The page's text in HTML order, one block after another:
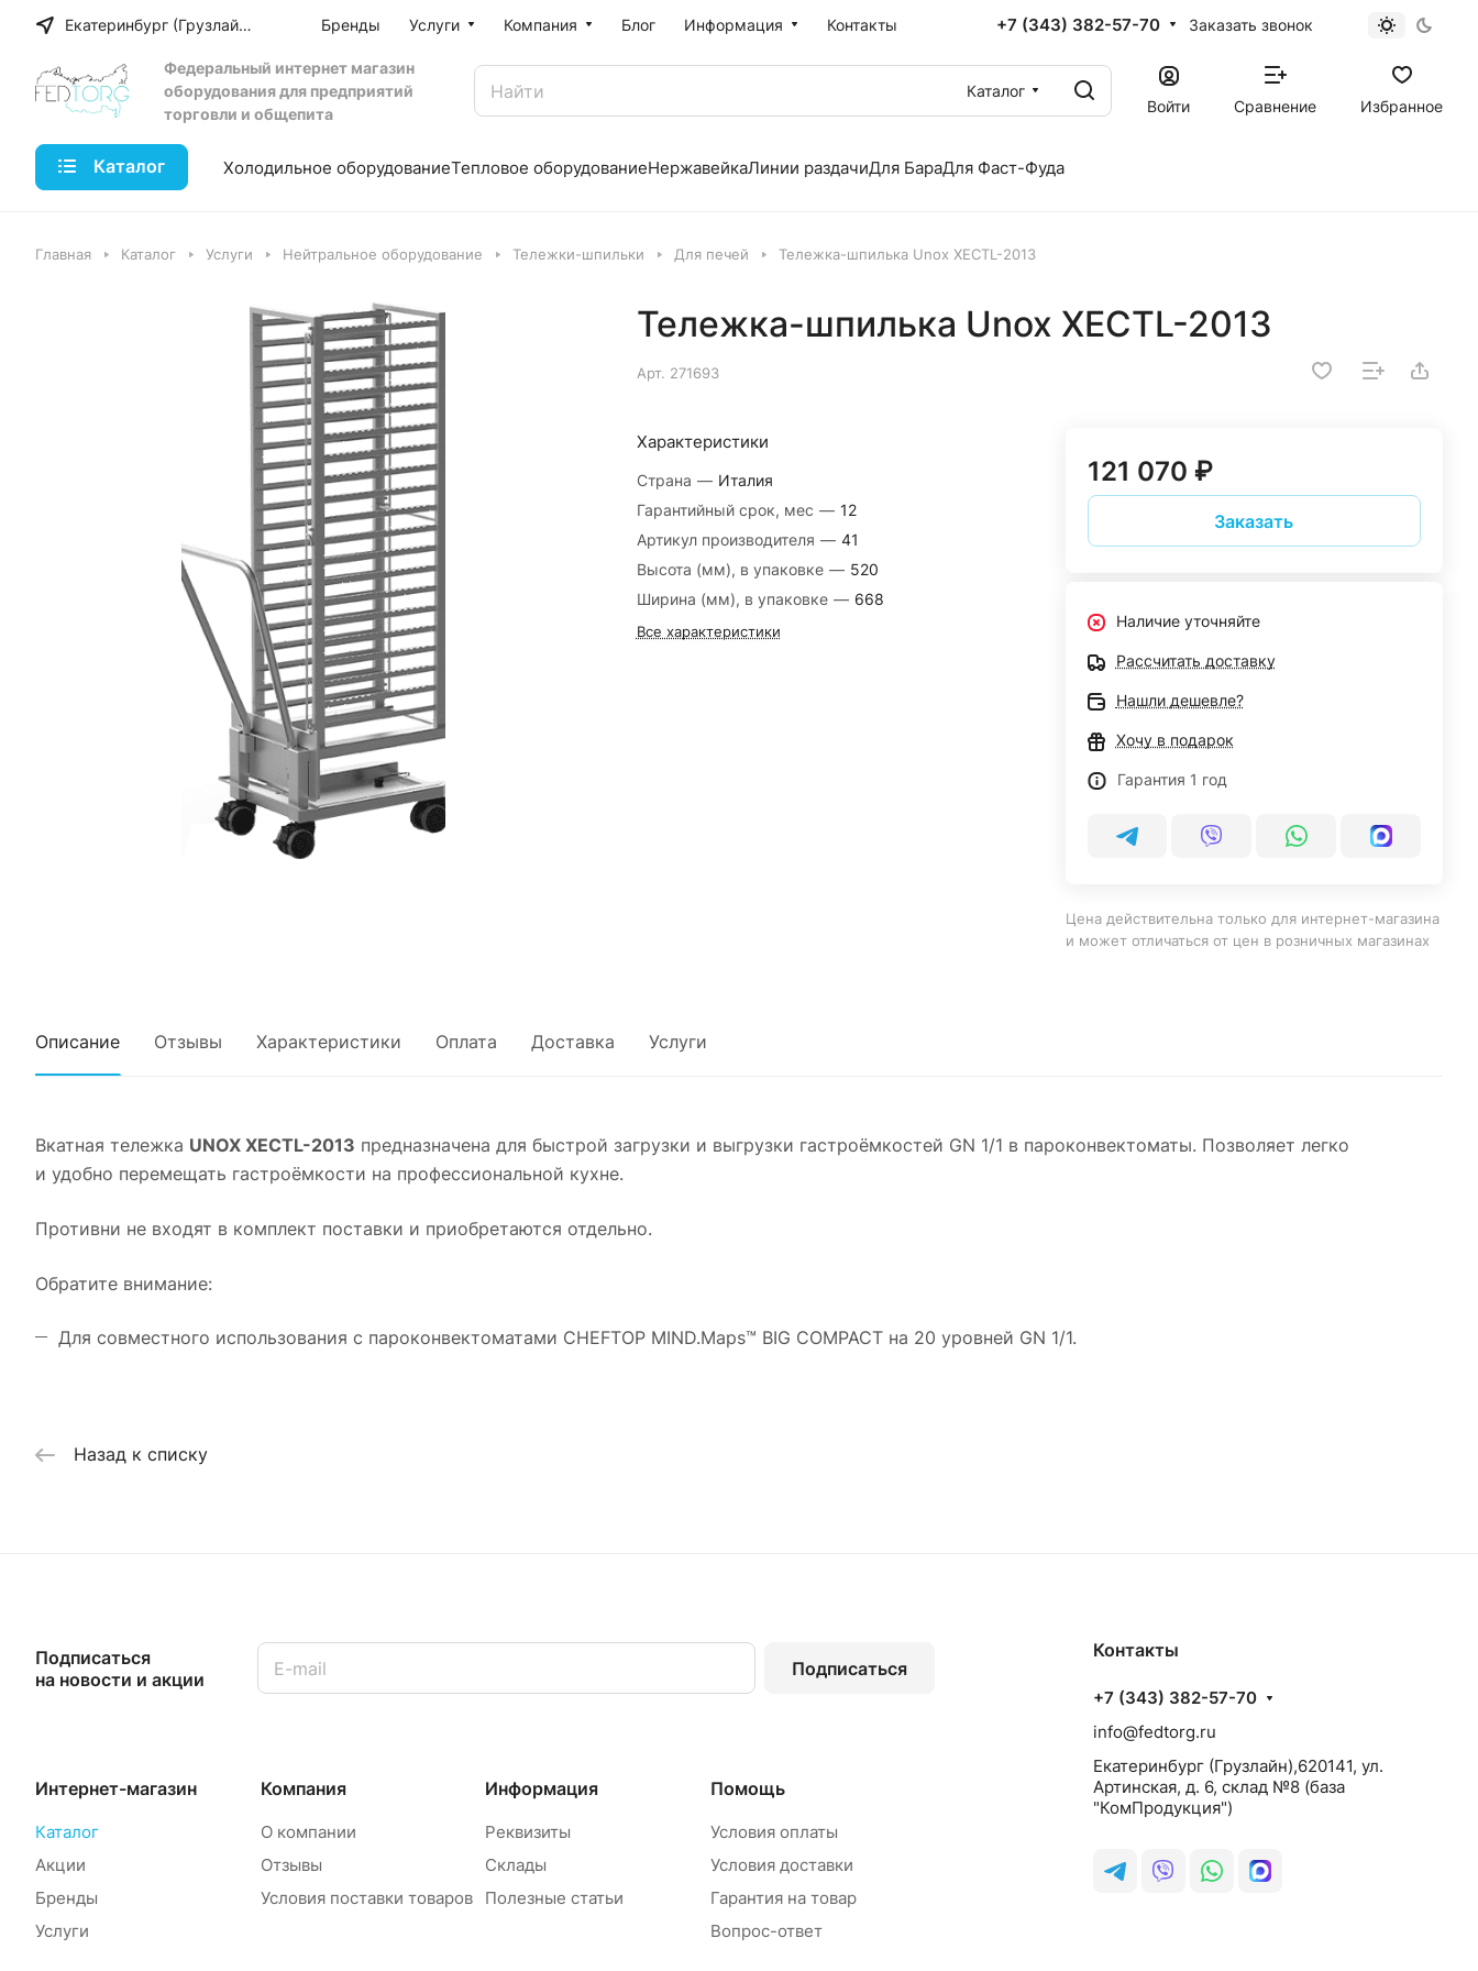
Екатеринбург (Грузлайн) Бренды Услуги Компания Блог Информация Контакты +7 (343) 382-57-70 Заказать звонок
Федеральный интернет магазин
оборудования для предприятий
торговли и общепита
Каталог
Войти
Сравнение Избранное
Каталог Холодильное оборудованиеТепловое оборудованиеНержавейкаЛинии раздачиДля БараДля Фаст-Фуда
Главная Каталог Услуги Нейтральное оборудование Тележки-шпильки Для печей Тележка-шпилька Unox XECTL-2013
Тележка-шпилька Unox XECTL-2013
Арт. 271693
Характеристики
Страна — Италия
Гарантийный срок, мес — 12
Артикул производителя — 41
Высота (мм), в упаковке — 520
Ширина (мм), в упаковке — 668
Все характеристики
121 070 ₽
Заказать
Наличие уточняйте
Рассчитать доставку
Нашли дешевле?
Хочу в подарок
Гарантия 1 год
Цена действительна только для интернет-магазина
и может отличаться от цен в розничных магазинах
Описание Отзывы Характеристики Оплата Доставка Услуги
Вкатная тележка UNOX XECTL-2013 предназначена для быстрой загрузки и выгрузки гастроёмкостей GN 1/1 в пароконвектоматы. Позволяет легко
и удобно перемещать гастроёмкости на профессиональной кухне.
Противни не входят в комплект поставки и приобретаются отдельно.
Обратите внимание:
Для совместного использования с пароконвектоматами CHEFTOP MIND.Maps™ BIG COMPACT на 20 уровней GN 1/1.
Назад к списку
Подписаться
на новости и акции
Подписаться
Интернет-магазин
Каталог
Акции
Бренды
Услуги
Компания
О компании
Отзывы
Условия поставки товаров
Информация
Реквизиты
Склады
Полезные статьи
Помощь
Условия оплаты
Условия доставки
Гарантия на товар
Вопрос-ответ
Контакты
+7 (343) 382-57-70
info@fedtorg.ru
Екатеринбург (Грузлайн),620141, ул.
Артинская, д. 6, склад №8 (база
"КомПродукция")